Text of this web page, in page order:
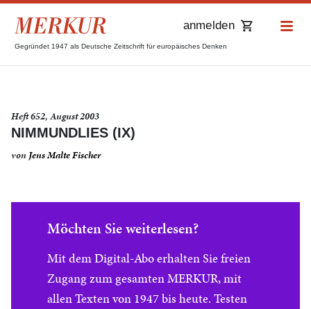
Gegründet 1947 als Deutsche Zeitschrift für europäisches Denken
anmelden
Heft 652, August 2003
NIMMUNDLIES (IX)
von Jens Malte Fischer
Möchten Sie weiterlesen?
Mit dem Digital-Abo erhalten Sie freien
Zugang zum gesamten MERKUR, mit
allen Texten von 1947 bis heute. Testen